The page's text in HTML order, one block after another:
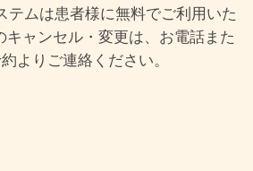
テムは患者様に無料でご利用いた
キャンセル・変更は、お電話また
よりご連絡ください。